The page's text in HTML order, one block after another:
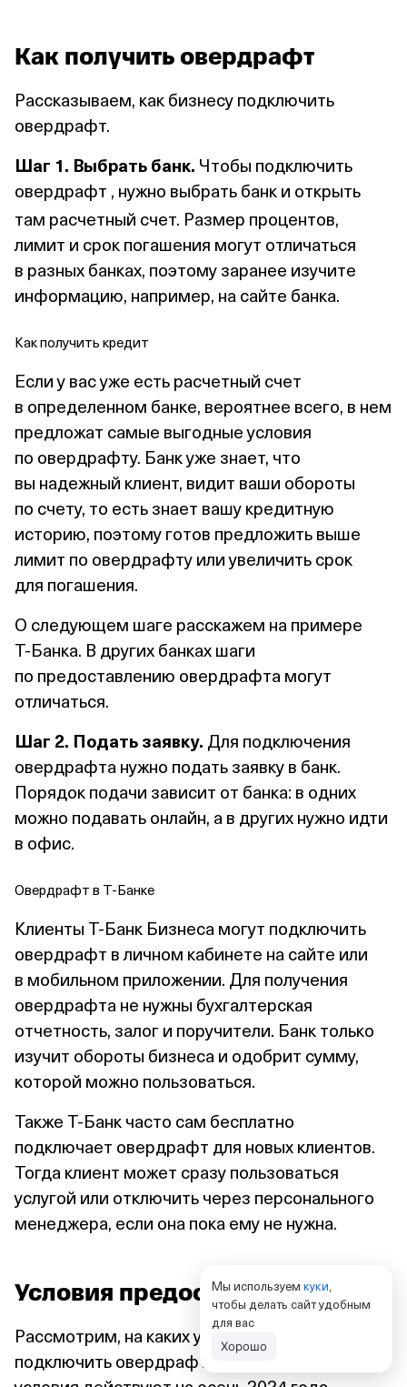
Как получить овердрафт
Рассказываем, как бизнесу подключить
овердрафт.
Шаг 1. Выбрать банк. Чтобы подключить
овердрафт , нужно выбрать банк и открыть
там расчетный счет. Размер процентов,
лимит и срок погашения могут отличаться
в разных банках, поэтому заранее изучите
информацию, например, на сайте банка.
Как получить кредит
Если у вас уже есть расчетный счет
в определенном банке, вероятнее всего, в нем
предложат самые выгодные условия
по овердрафту. Банк уже знает, что
вы надежный клиент, видит ваши обороты
по счету, то есть знает вашу кредитную
историю, поэтому готов предложить выше
лимит по овердрафту или увеличить срок
для погашения.
О следующем шаге расскажем на примере
Т⁠-⁠Банка. В других банках шаги
по предоставлению овердрафта могут
отличаться.
Шаг 2. Подать заявку. Для подключения
овердрафта нужно подать заявку в банк.
Порядок подачи зависит от банка: в одних
можно подавать онлайн, а в других нужно идти
в офис.
Овердрафт в Т⁠-⁠Банке
Клиенты Т⁠-⁠Банк Бизнеса могут подключить
овердрафт в личном кабинете на сайте или
в мобильном приложении. Для получения
овердрафта не нужны бухгалтерская
отчетность, залог и поручители. Банк только
изучит обороты бизнеса и одобрит сумму,
которой можно пользоваться.
Также Т⁠-⁠Банк часто сам бесплатно
подключает овердрафт для новых клиентов.
Тогда клиент может сразу пользоваться
услугой или отключить через персонального
менеджера, если она пока ему не нужна.
Условия предоставления
Рассмотрим, на каких условиях можно
подключить овердрафт в Т⁠-⁠Банке. Эти
Мы используем куки,
чтобы делать сайт удобным
для вас
Хорошо